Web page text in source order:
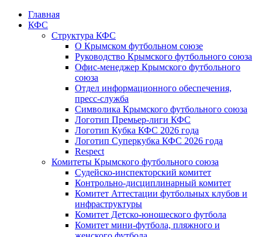
Главная
КФС
Структура КФС
О Крымском футбольном союзе
Руководство Крымского футбольного союза
Офис-менеджер Крымского футбольного
союза
Отдел информационного обеспечения,
пресс-служба
Символика Крымского футбольного союза
Логотип Премьер-лиги КФС
Логотип Кубка КФС 2026 года
Логотип Суперкубка КФС 2026 года
Respect
Комитеты Крымского футбольного союза
Судейско-инспекторский комитет
Контрольно-дисциплинарный комитет
Комитет Аттестации футбольных клубов и
инфраструктуры
Комитет Детско-юношеского футбола
Комитет мини-футбола, пляжного и